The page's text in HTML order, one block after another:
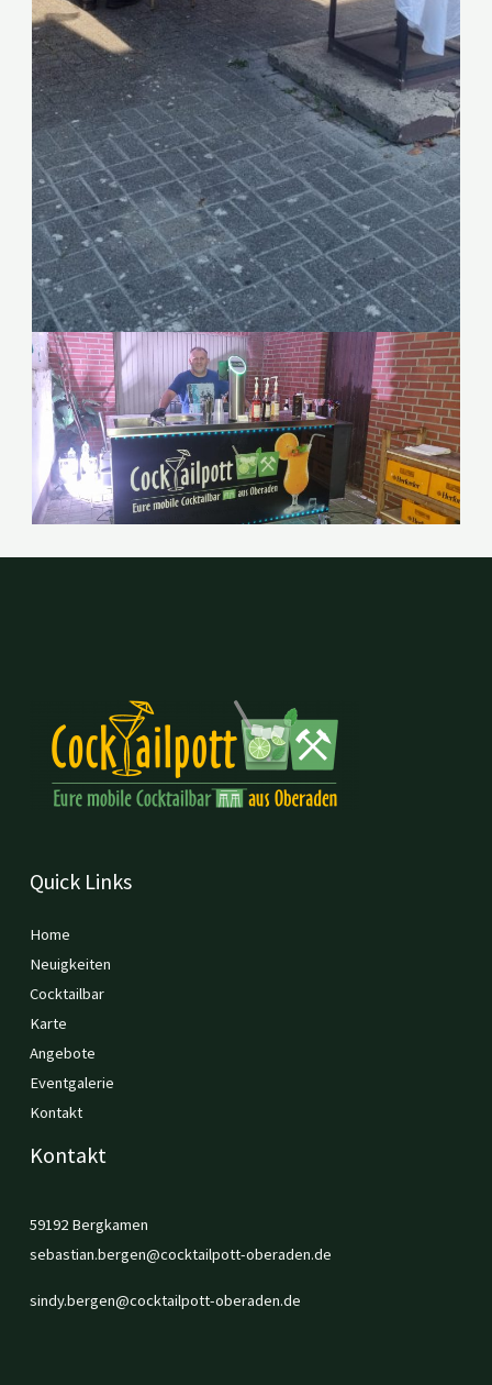
Quick Links
Home
Neuigkeiten
Cocktailbar
Karte
Angebote
Eventgalerie
Kontakt
Kontakt
59192 Bergkamen
sebastian.bergen@cocktailpott-oberaden.de
sindy.bergen@cocktailpott-oberaden.de